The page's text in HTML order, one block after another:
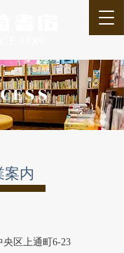
案内
央区上通町6-23